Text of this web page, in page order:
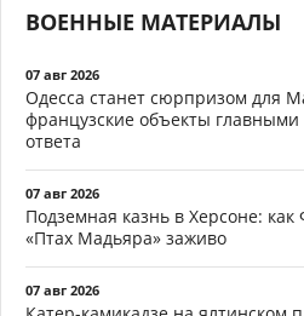
ВОЕННЫЕ МАТЕРИАЛЫ
07 авг 2026
Одесса станет сюрпризом для
французские объекты главными
ответа
07 авг 2026
Подземная казнь в Херсоне:
«Птах Мадьяра» заживо
07 авг 2026